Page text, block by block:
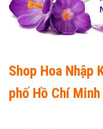
Shop Hoa Nhập
phố Hồ Chí Minh